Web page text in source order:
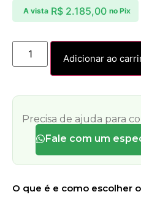
A vista R$2.185,00 no Pix
Adicionar ao
Precisa de ajuda para
Fale com um
O que é e como escolher